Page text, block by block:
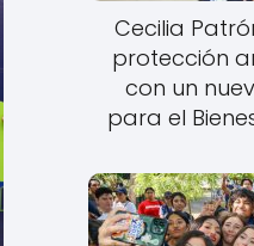
Cecilia
protección
con un
para el